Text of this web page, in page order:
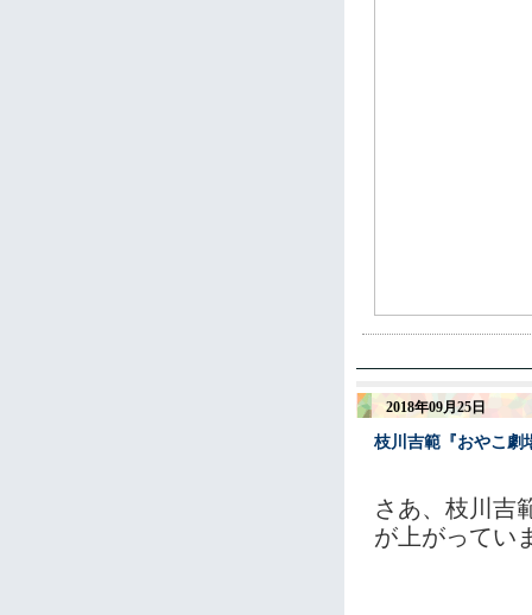
2018年09月25日
枝川吉範『おやこ劇
さあ、枝川吉
が上がってい